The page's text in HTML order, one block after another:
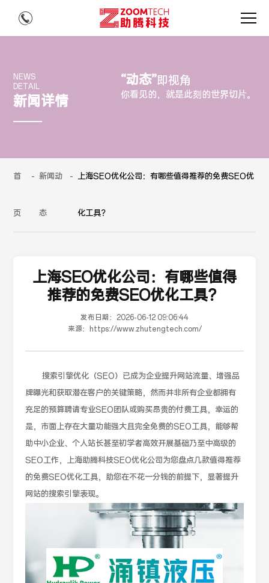
NEWS
DETAIL
新闻详情
“动态”即视角
你看见的，就是此刻的世界切片。
首
页
- 新闻动
态
- 上海SEO优化公司：有哪些值得推荐的免费SEO优
化工具？
上海SEO优化公司：有哪些值得
推荐的免费SEO优化工具？
发布日期： 2026-06-12 09:06:44
来源：
https://www.zhutengtech.com/
搜索引擎优化（SEO）已成为企业提升网站流量、增强品
牌曝光和获取潜在客户的关键策略，然而并非所有企业都拥有
充足的预算聘请专业SEO团队或购买昂贵的付费工具，幸运的
是，市面上存在大量功能强大且完全免费的SEO工具，能够帮
助中小企业、个人站长甚至初学者高效开展基础乃至中高级的
SEO工作，上海助腾科技SEO优化公司为您盘点几款值得推荐
的免费SEO优化工具，助您在不花一分钱的前提下，显著提升
网站的搜索引擎表现。